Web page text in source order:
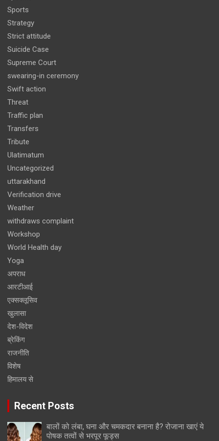
Sports
Strategy
Strict attitude
Suicide Case
Supreme Court
swearing-in ceremony
Swift action
Threat
Traffic plan
Transfers
Tribute
Ulatimatum
Uncategorized
uttarakhand
Verification drive
Weather
withdraws complaint
Workshop
World Health day
Yoga
अपराध
आरटीआई
एक्सक्लूसिव
खुलासा
देश-विदेश
ब्रेकिंग
राजनीति
विशेष
हिमालय से
Recent Posts
बालों को लंबा, घना और चमकदार बनाना है? रोजाना खाएं ये
पोषक तत्वों से भरपूर फूड्स